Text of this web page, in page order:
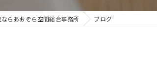
らあおぞら空間総合事務所 ブログ